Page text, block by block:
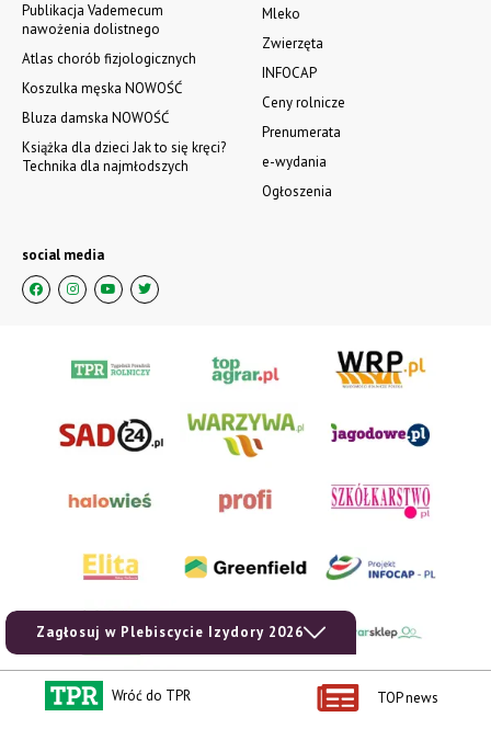
Zagłosuj w Plebiscycie Izydory 2026
Mleko
Zwierzęta
INFOCAP
Ceny rolnicze
Prenumerata
e-wydania
Ogłoszenia
Publikacja Vademecum
nawożenia dolistnego
Atlas chorób fizjologicznych
Koszulka męska NOWOŚĆ
Bluza damska NOWOŚĆ
Książka dla dzieci Jak to się kręci?
Technika dla najmłodszych
social media
Wróć do TPR TOP news